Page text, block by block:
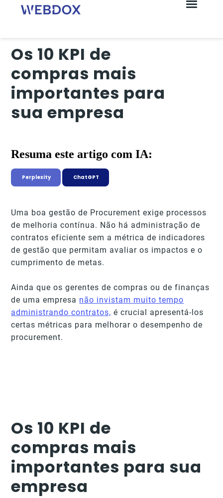
Os 10 KPI de
compras mais
importantes para
sua empresa
Resuma este artigo com IA:
Perplexity ChatGPT
Uma boa gestão de Procurement exige processos
de melhoria contínua. Não há administração de
contratos eficiente sem a métrica de indicadores
de gestão que permitam avaliar os impactos e o
cumprimento de metas.
Ainda que os gerentes de compras ou de finanças
de uma empresa não invistam muito tempo
administrando contratos, é crucial apresentá-los
certas métricas para melhorar o desempenho de
procurement.
Os 10 KPI de
compras mais
importantes para sua
empresa